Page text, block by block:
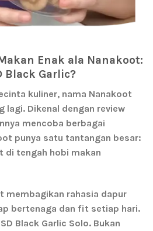
Enak ala Nanakoot:
Black Garlic?
kuliner, nama Nanakoot
lagi. Dikenal dengan review
mencoba berbagai
punya satu tantangan besar:
di tengah hobi makan
membagikan rahasia dapur
bertenaga dan fit setiap hari.
Black Garlic Solo. Bukan